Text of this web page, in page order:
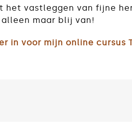
vastleggen van fijne
maar blij van!
in voor mijn online cursus